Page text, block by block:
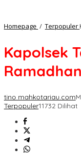
Homepage / Terpopuler
Kapolsek
Ramadhan
tino mahkotariau.com
Terpopuler11732 Dilihat